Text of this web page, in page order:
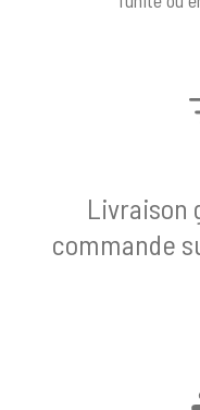
Livraison
commande